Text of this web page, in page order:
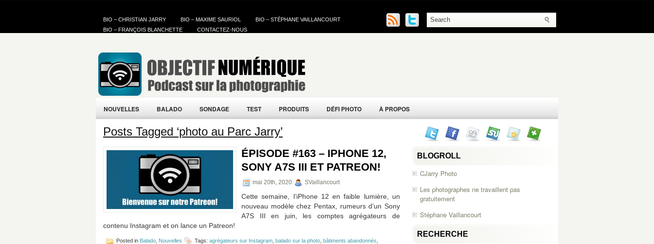
BIO – CHRISTIAN JARRY BIO – MAXIME SAURIOL
BIO – STÉPHANE VAILLANCOURT
BIO – FRANÇOIS BLANCHETTE
CONTACTEZ-NOUS
NOUVELLES BALADO SONDAGE TEST PRODUITS DÉFI PHOTO À PROPOS
Posts Tagged ‘photo au Parc Jarry’
ÉPISODE #163 – IPHONE 12,
SONY A7S III ET PATREON!
mai 20th, 2020 SVaillancourt
Cette semaine, l’iPhone 12 en faible lumière, un
nouveau modèle chez Pentax, rumeurs d’un Sony
A7S III en juin, les comptes agrégateurs de
contenu Instagram et on lance un Patreon!
Posted in Balado Nouvelles Tags: agrégateurs sur Instagram balado sur la photo bâtiments abandonnés
BLOGROLL
CJarry Photo
Les photographes ne travaillent pas
gratuitement
Stéphane Vaillancourt
RECHERCHE